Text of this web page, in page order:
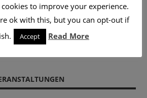
to improve your experience.
ok with this, but you can opt-out if
Accept Read More